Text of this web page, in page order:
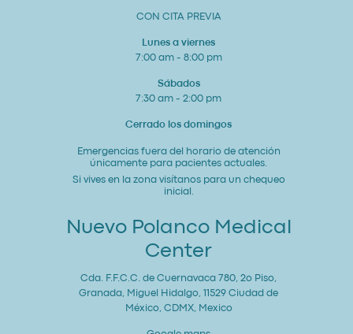
CON CITA PREVIA
Lunes a viernes
7:00 am - 8:00 pm
Sábados
7:30 am - 2:00 pm
Cerrado los domingos
Emergencias fuera del horario de atención
únicamente para pacientes actuales.
Si vives en la zona visítanos para un chequeo
inicial.
Nuevo Polanco Medical
Center
Cda. F.F.C.C. de Cuernavaca 780, 2o Piso,
Granada, Miguel Hidalgo, 11529 Ciudad de
México, CDMX, Mexico